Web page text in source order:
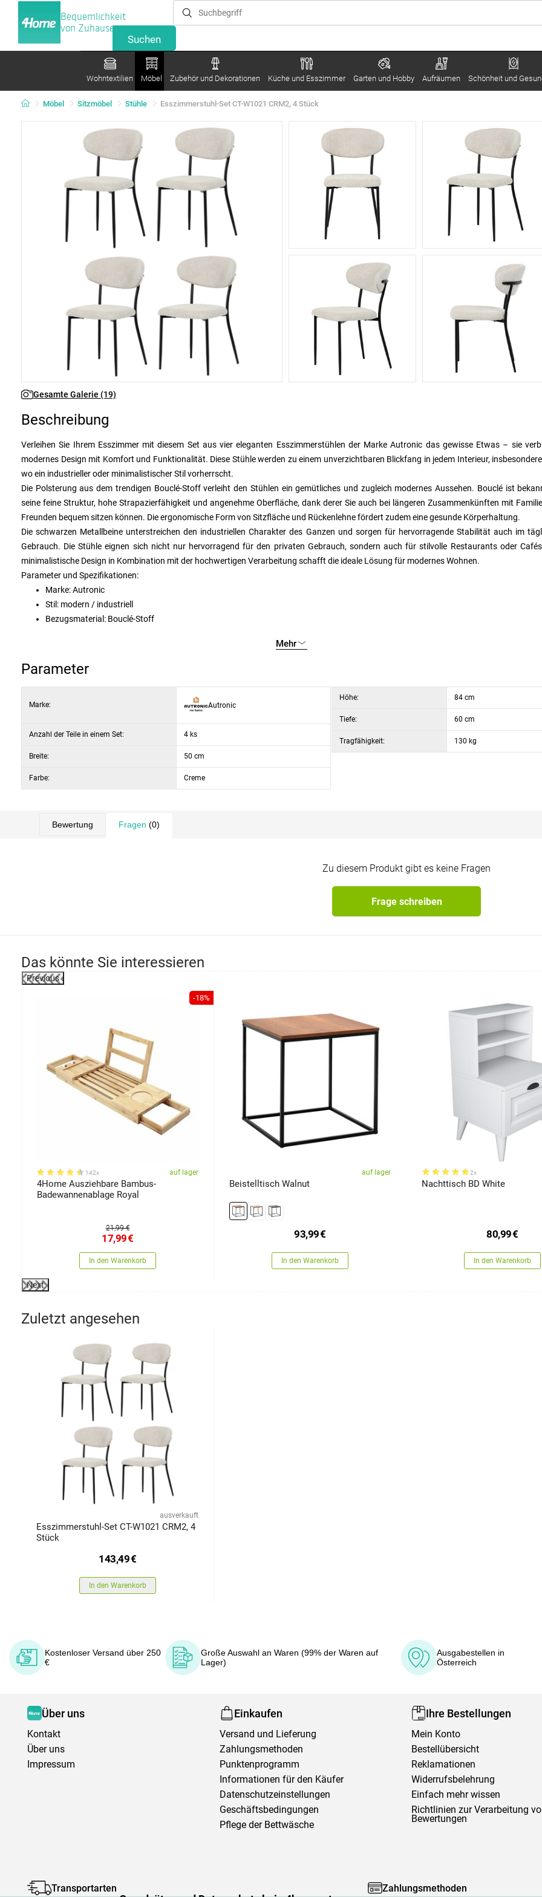
Bequemlichkeit
von Zuhause
Wohntextilien Möbel Zubehör und Dekorationen Küche und Esszimmer Garten und Hobby Aufräumen Schönheit und
Möbel Sitzmöbel Stühle Esszimmerstuhl-Set CT-W1021 CRM2, 4 Stück
Gesamte Galerie (19)
Beschreibung
Verleihen Sie Ihrem Esszimmer mit diesem Set aus vier eleganten Esszimmerstühlen der Marke Autronic das gewisse Etwas – sie
modernes Design mit Komfort und Funktionalität. Diese Stühle werden zu einem unverzichtbaren Blickfang in jedem Interieur,
wo ein industrieller oder minimalistischer Stil vorherrscht.
Die Polsterung aus dem trendigen Bouclé-Stoff verleiht den Stühlen ein gemütliches und zugleich modernes Aussehen. Bouclé ist
seine feine Struktur, hohe Strapazierfähigkeit und angenehme Oberfläche, dank derer Sie auch bei längeren Zusammenkünften mit
Freunden bequem sitzen können. Die ergonomische Form von Sitzfläche und Rückenlehne fördert zudem eine gesunde Körperhaltung.
Die schwarzen Metallbeine unterstreichen den industriellen Charakter des Ganzen und sorgen für hervorragende Stabilität auch im
Gebrauch. Die Stühle eignen sich nicht nur hervorragend für den privaten Gebrauch, sondern auch für stilvolle Restaurants oder
minimalistische Design in Kombination mit der hochwertigen Verarbeitung schafft die ideale Lösung für modernes Wohnen.
Parameter und Spezifikationen:
Marke: Autronic
Stil: modern / industriell
Bezugsmaterial: Bouclé-Stoff
Anzahl der Teile pro Packung: 4 Stück
Empfohlene Verwendung: Speisesäle, Küchen, Cafés, moderne Innenräume
Sitztiefe
Mehr
Parameter
Marke: Autronic
Anzahl der Teile in einem Set: 4 ks
Breite: 50 cm
Farbe: Creme
Höhe: 84 cm
Tiefe: 60 cm
Tragfähigkeit: 130 kg
Bewertung Fragen (0)
Zu diesem Produkt gibt es keine Fragen
Frage schreiben
Das könnte Sie interessieren
Previous
-18%
142x auf lager
4Home Ausziehbare Bambus-
Badewannenablage Royal
21,99 €
17,99€
In den Warenkorb
auf lager
Beistelltisch Walnut
93,99€
In den Warenkorb
2x
Nachttisch BD White
80,99€
In den Warenkorb
Next
Zuletzt angesehen
ausverkauft
Esszimmerstuhl-Set CT-W1021 CRM2, 4
Stück
143,49€
In den Warenkorb
Kostenloser Versand über 250
€
Große Auswahl an Waren (99% der Waren auf
Lager)
Ausgabestellen in
Österreich
Über uns
Kontakt
Über uns
Impressum
Einkaufen
Versand und Lieferung
Zahlungsmethoden
Punktenprogramm
Informationen für den Käufer
Datenschutzeinstellungen
Geschäftsbedingungen
Pflege der Bettwäsche
Ihre Bestellungen
Mein Konto
Bestellübersicht
Reklamationen
Widerrufsbelehrung
Einfach mehr wissen
Richtlinien zur Verarbeitung
Bewertungen
Transportarten Zahlungsmethoden